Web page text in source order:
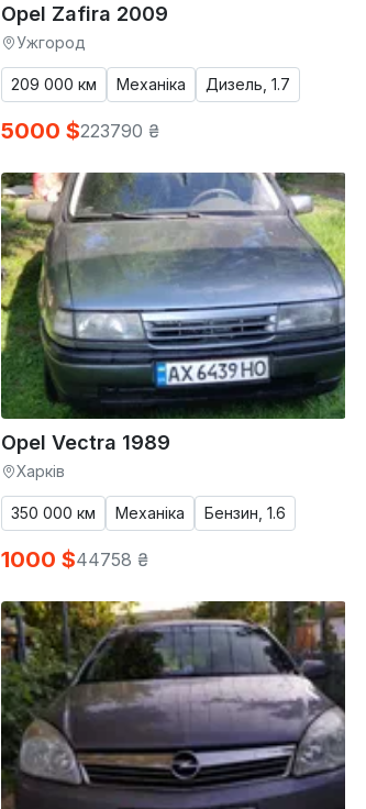
Opel Zafira 2009
Ужгород
209 000 км Механіка Дизель, 1.7
5000 $223790 ₴
Opel Vectra 1989
Харків
350 000 км Механіка Бензин, 1.6
1000 $44758 ₴